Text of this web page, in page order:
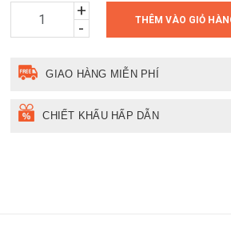
+
-
THÊM VÀO GIỎ
GIAO HÀNG MIỄN PHÍ
CHIẾT KHẤU HẤP DẪN